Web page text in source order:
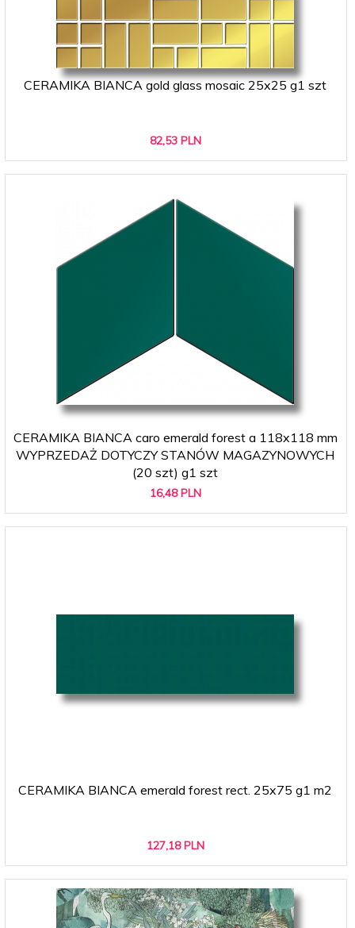
CERAMIKA BIANCA gold glass mosaic 25x25 g1 szt
82,53 PLN
CERAMIKA BIANCA caro emerald forest a 118x118 mm
WYPRZEDAŻ DOTYCZY STANÓW MAGAZYNOWYCH
(20 szt) g1 szt
16,48 PLN
CERAMIKA BIANCA emerald forest rect. 25x75 g1 m2
127,18 PLN